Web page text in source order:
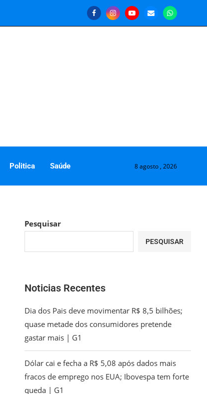
Politica Saúde 8 agosto , 2026
Pesquisar
PESQUISAR
Noticias Recentes
Dia dos Pais deve movimentar R$ 8,5 bilhões;
quase metade dos consumidores pretende
gastar mais | G1
Dólar cai e fecha a R$ 5,08 após dados mais
fracos de emprego nos EUA; Ibovespa tem forte
queda | G1